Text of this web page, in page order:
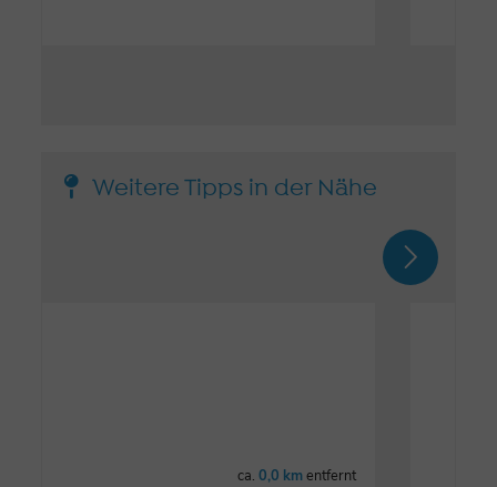
Weitere Tipps in der Nähe
ca.0,0 kmentfernt